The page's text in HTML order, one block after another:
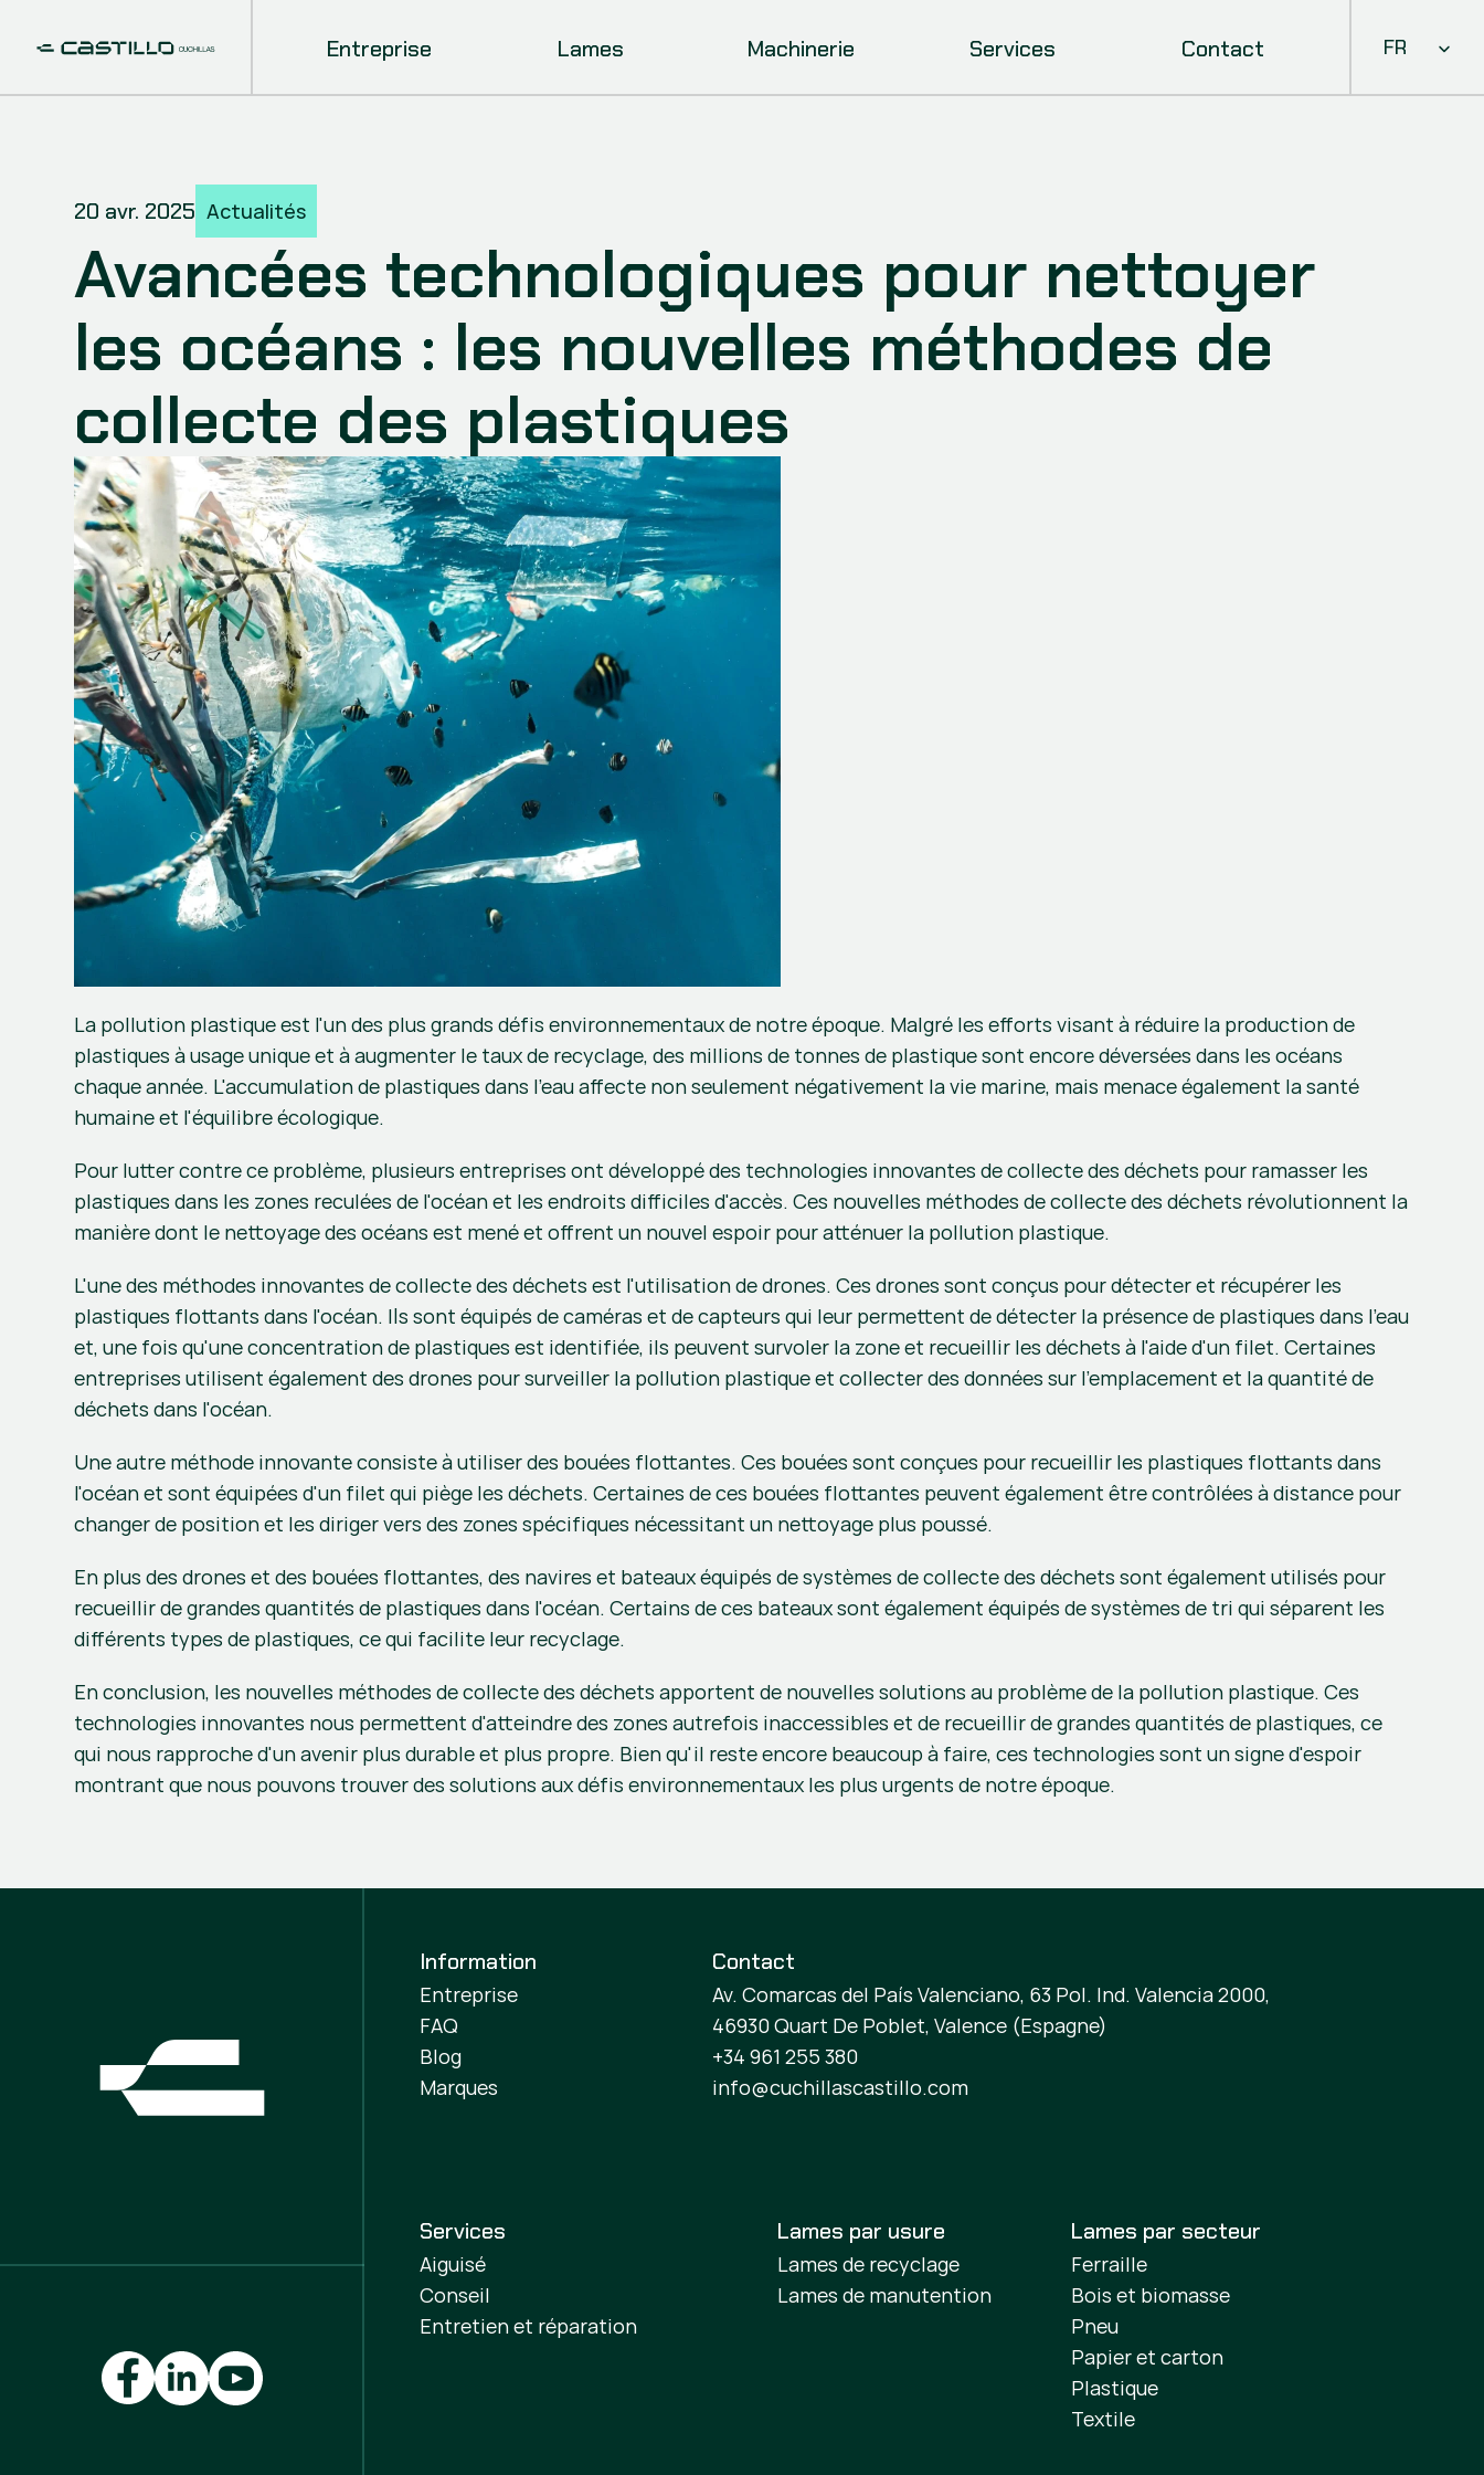
Entreprise Lames Machinerie Services Contact Select
FR
20 avr. 2025 Actualités
Avancées technologiques pour nettoyer
les océans : les nouvelles méthodes de
collecte des plastiques
La pollution plastique est l'un des plus grands défis environnementaux de notre époque. Malgré les efforts visant à réduire la production de
plastiques à usage unique et à augmenter le taux de recyclage, des millions de tonnes de plastique sont encore déversées dans les océans
chaque année. L'accumulation de plastiques dans l'eau affecte non seulement négativement la vie marine, mais menace également la santé
humaine et l'équilibre écologique.
Pour lutter contre ce problème, plusieurs entreprises ont développé des technologies innovantes de collecte des déchets pour ramasser les
plastiques dans les zones reculées de l'océan et les endroits difficiles d'accès. Ces nouvelles méthodes de collecte des déchets révolutionnent la
manière dont le nettoyage des océans est mené et offrent un nouvel espoir pour atténuer la pollution plastique.
L'une des méthodes innovantes de collecte des déchets est l'utilisation de drones. Ces drones sont conçus pour détecter et récupérer les
plastiques flottants dans l'océan. Ils sont équipés de caméras et de capteurs qui leur permettent de détecter la présence de plastiques dans l'eau
et, une fois qu'une concentration de plastiques est identifiée, ils peuvent survoler la zone et recueillir les déchets à l'aide d'un filet. Certaines
entreprises utilisent également des drones pour surveiller la pollution plastique et collecter des données sur l'emplacement et la quantité de
déchets dans l'océan.
Une autre méthode innovante consiste à utiliser des bouées flottantes. Ces bouées sont conçues pour recueillir les plastiques flottants dans
l'océan et sont équipées d'un filet qui piège les déchets. Certaines de ces bouées flottantes peuvent également être contrôlées à distance pour
changer de position et les diriger vers des zones spécifiques nécessitant un nettoyage plus poussé.
En plus des drones et des bouées flottantes, des navires et bateaux équipés de systèmes de collecte des déchets sont également utilisés pour
recueillir de grandes quantités de plastiques dans l'océan. Certains de ces bateaux sont également équipés de systèmes de tri qui séparent les
différents types de plastiques, ce qui facilite leur recyclage.
En conclusion, les nouvelles méthodes de collecte des déchets apportent de nouvelles solutions au problème de la pollution plastique. Ces
technologies innovantes nous permettent d'atteindre des zones autrefois inaccessibles et de recueillir de grandes quantités de plastiques, ce
qui nous rapproche d'un avenir plus durable et plus propre. Bien qu'il reste encore beaucoup à faire, ces technologies sont un signe d'espoir
montrant que nous pouvons trouver des solutions aux défis environnementaux les plus urgents de notre époque.
Information
Entreprise
FAQ
Blog
Marques
Contact
Av. Comarcas del País Valenciano, 63 Pol. Ind. Valencia 2000,
46930 Quart De Poblet, Valence (Espagne)
+34 961 255 380
info@cuchillascastillo.com
Services
Aiguisé
Conseil
Entretien et réparation
Lames par usure
Lames de recyclage
Lames de manutention
Lames par secteur
Ferraille
Bois et biomasse
Pneu
Papier et carton
Plastique
Textile